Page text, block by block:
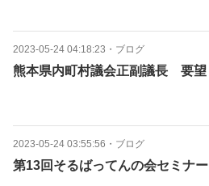
2023-05-24 04:18:23 ・ ブログ
熊本県内町村議会正副議長 要望
2023-05-24 03:55:56 ・ ブログ
第13回そるばってんの会セミナー